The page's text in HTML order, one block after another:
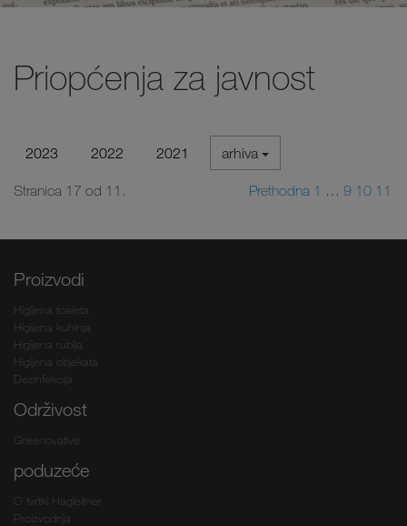
Priopćenja za javnost
2023 2022 2021 arhiva
Stranica 17 od 11. Prethodna 1 … 9 10 11
Proizvodi
Higijena toaleta
Higijena kuhinja
Higijena rublja
Higijena objekata
Dezinfekcija
Održivost
Greenovative
poduzeće
O tvrtki Hagleitner
Proizvodnja